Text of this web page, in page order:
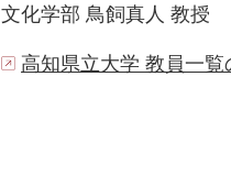
文化学部 鳥飼真人 教授
高知県立大学 教員一覧